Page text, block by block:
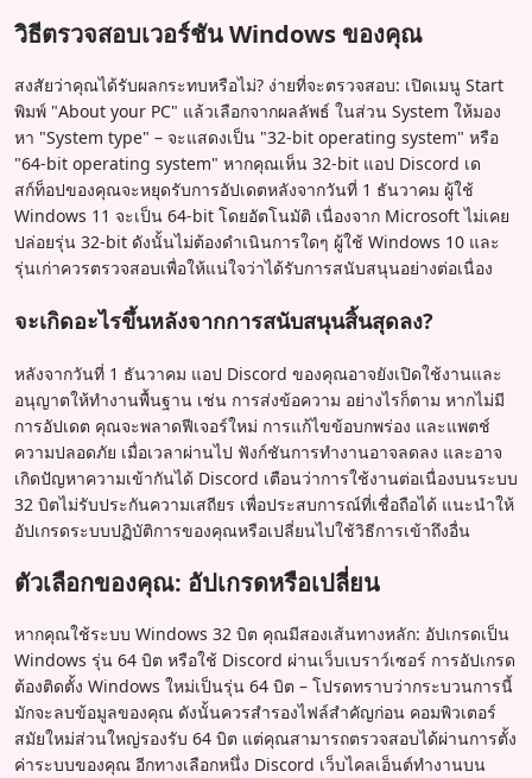
วิธีตรวจสอบเวอร์ชัน Windows ของคุณ
สงสัยว่าคุณได้รับผลกระทบหรือไม่? ง่ายที่จะตรวจสอบ: เปิดเมนู Start
พิมพ์ "About your PC" แล้วเลือกจากผลลัพธ์ ในส่วน System ให้มอง
หา "System type" – จะแสดงเป็น "32-bit operating system" หรือ
"64-bit operating system" หากคุณเห็น 32-bit แอป Discord เด
สก์ท็อปของคุณจะหยุดรับการอัปเดตหลังจากวันที่ 1 ธันวาคม ผู้ใช้
Windows 11 จะเป็น 64-bit โดยอัตโนมัติ เนื่องจาก Microsoft ไม่เคย
ปล่อยรุ่น 32-bit ดังนั้นไม่ต้องดำเนินการใดๆ ผู้ใช้ Windows 10 และ
รุ่นเก่าควรตรวจสอบเพื่อให้แน่ใจว่าได้รับการสนับสนุนอย่างต่อเนื่อง
จะเกิดอะไรขึ้นหลังจากการสนับสนุนสิ้นสุดลง?
หลังจากวันที่ 1 ธันวาคม แอป Discord ของคุณอาจยังเปิดใช้งานและ
อนุญาตให้ทำงานพื้นฐาน เช่น การส่งข้อความ อย่างไรก็ตาม หากไม่มี
การอัปเดต คุณจะพลาดฟีเจอร์ใหม่ การแก้ไขข้อบกพร่อง และแพตช์
ความปลอดภัย เมื่อเวลาผ่านไป ฟังก์ชันการทำงานอาจลดลง และอาจ
เกิดปัญหาความเข้ากันได้ Discord เตือนว่าการใช้งานต่อเนื่องบนระบบ
32 บิตไม่รับประกันความเสถียร เพื่อประสบการณ์ที่เชื่อถือได้ แนะนำให้
อัปเกรดระบบปฏิบัติการของคุณหรือเปลี่ยนไปใช้วิธีการเข้าถึงอื่น
ตัวเลือกของคุณ: อัปเกรดหรือเปลี่ยน
หากคุณใช้ระบบ Windows 32 บิต คุณมีสองเส้นทางหลัก: อัปเกรดเป็น
Windows รุ่น 64 บิต หรือใช้ Discord ผ่านเว็บเบราว์เซอร์ การอัปเกรด
ต้องติดตั้ง Windows ใหม่เป็นรุ่น 64 บิต – โปรดทราบว่ากระบวนการนี้
มักจะลบข้อมูลของคุณ ดังนั้นควรสำรองไฟล์สำคัญก่อน คอมพิวเตอร์
สมัยใหม่ส่วนใหญ่รองรับ 64 บิต แต่คุณสามารถตรวจสอบได้ผ่านการตั้ง
ค่าระบบของคุณ อีกทางเลือกหนึ่ง Discord เว็บไคลเอ็นต์ทำงานบน